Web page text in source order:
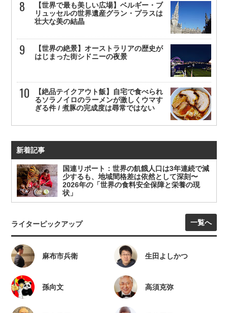
【世界で最も美しい広場】ベルギー・ブ
リュッセルの世界遺産グラン・プラスは
壮大な美の結晶
【世界の絶景】オーストラリアの歴史が
はじまった街シドニーの夜景
【絶品テイクアウト飯】自宅で食べられ
るソラノイロのラーメンが激しくウマす
ぎる件 / 煮豚の完成度は尋常ではない
新着記事
国連リポート：世界の飢餓人口は3年連続で減
少するも、地域間格差は依然として深刻〜
2026年の「世界の食料安全保障と栄養の現
状」
ライターピックアップ 一覧へ
麻布市兵衛 生田よしかつ
孫向文 高須克弥